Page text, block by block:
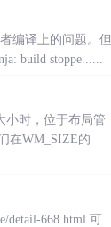
编译上的问题。但
build stoppe......
小时，位于布局管
在WM_SIZE的
detail-668.html 可